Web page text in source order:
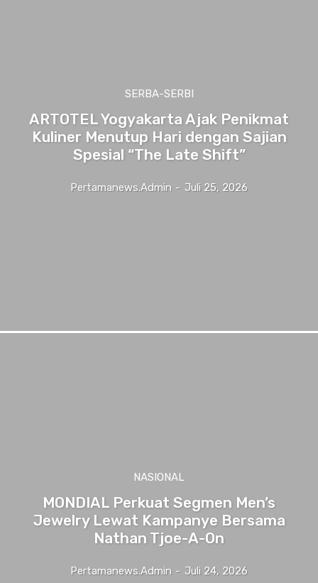
SERBA-SERBI
ARTOTEL Yogyakarta Ajak Penikmat
Kuliner Menutup Hari dengan Sajian
Spesial “The Late Shift”
Pertamanews.admin - Juli 25, 2026
NASIONAL
MONDIAL Perkuat Segmen Men’s
Jewelry Lewat Kampanye Bersama
Nathan Tjoe-A-On
Pertamanews.admin - Juli 24, 2026